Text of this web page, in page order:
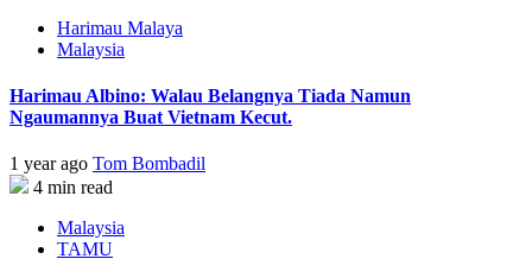
Harimau Malaya
Malaysia
Harimau Albino: Walau Belangnya Tiada Namun
Ngaumannya Buat Vietnam Kecut.
1 year ago Tom Bombadil
4 min read
Malaysia
TAMU